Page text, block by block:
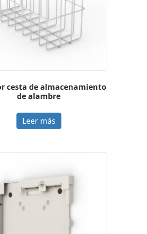
cesta de almacenamiento
de alambre
Leer más